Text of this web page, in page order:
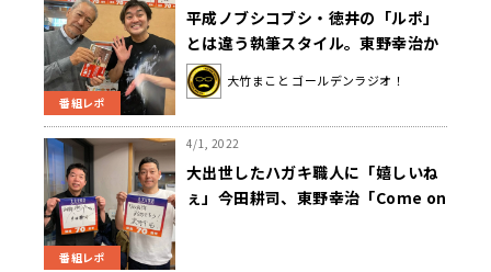
番組レポ
平成ノブシコブシ・徳井の「ルポ」
とは違う執筆スタイル。東野幸治か
らのバトンをどう受け取ったか
大竹まこと ゴールデンラジオ！
番組レポ
4/1, 2022
大出世したハガキ職人に「嬉しいね
ぇ」今田耕司、東野幸治「Come on